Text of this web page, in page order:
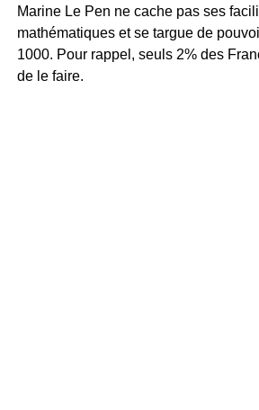
Marine Le Pen ne cache pas ses
mathématiques et se targue de
1000. Pour rappel, seuls 2% des
de le faire.